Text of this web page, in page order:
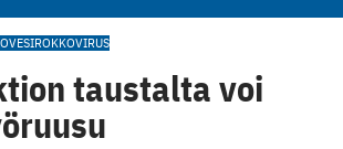
VESIROKKOVIRUS
taustalta voi